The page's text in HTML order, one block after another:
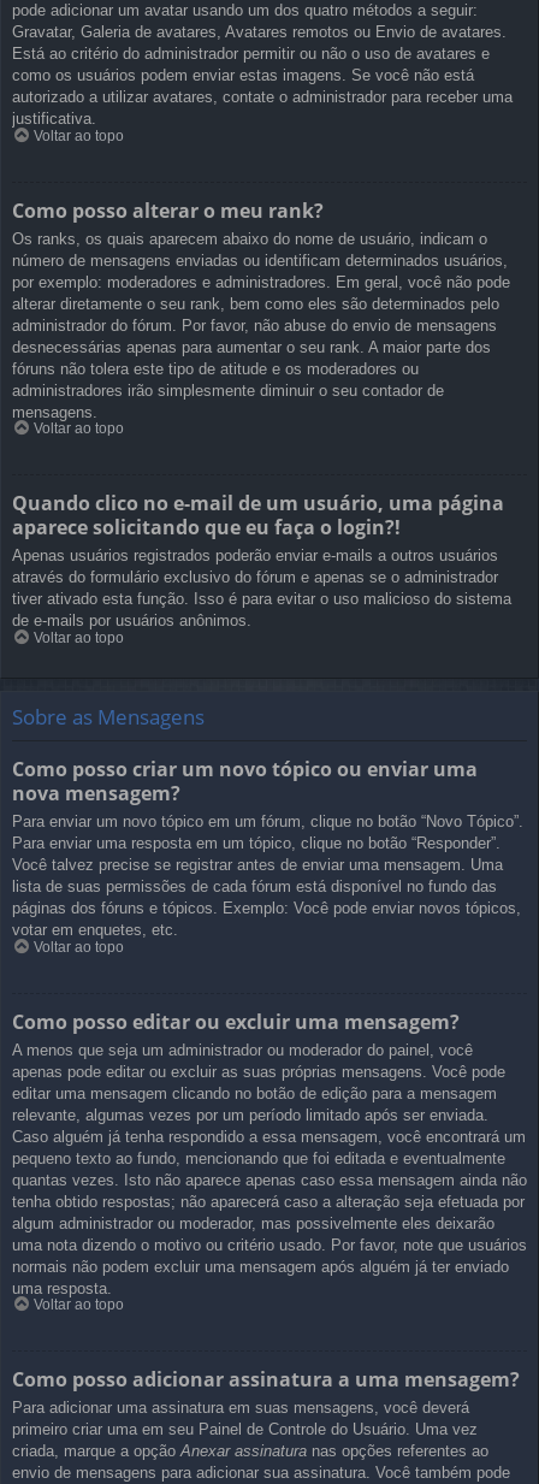
pode adicionar um avatar usando um dos quatro métodos a seguir:
Gravatar, Galeria de avatares, Avatares remotos ou Envio de avatares.
Está ao critério do administrador permitir ou não o uso de avatares e
como os usuários podem enviar estas imagens. Se você não está
autorizado a utilizar avatares, contate o administrador para receber uma
justificativa.
Voltar ao topo
Como posso alterar o meu rank?
Os ranks, os quais aparecem abaixo do nome de usuário, indicam o
número de mensagens enviadas ou identificam determinados usuários,
por exemplo: moderadores e administradores. Em geral, você não pode
alterar diretamente o seu rank, bem como eles são determinados pelo
administrador do fórum. Por favor, não abuse do envio de mensagens
desnecessárias apenas para aumentar o seu rank. A maior parte dos
fóruns não tolera este tipo de atitude e os moderadores ou
administradores irão simplesmente diminuir o seu contador de
mensagens.
Voltar ao topo
Quando clico no e-mail de um usuário, uma página
aparece solicitando que eu faça o login?!
Apenas usuários registrados poderão enviar e-mails a outros usuários
através do formulário exclusivo do fórum e apenas se o administrador
tiver ativado esta função. Isso é para evitar o uso malicioso do sistema
de e-mails por usuários anônimos.
Voltar ao topo
Sobre as Mensagens
Como posso criar um novo tópico ou enviar uma
nova mensagem?
Para enviar um novo tópico em um fórum, clique no botão “Novo Tópico”.
Para enviar uma resposta em um tópico, clique no botão “Responder”.
Você talvez precise se registrar antes de enviar uma mensagem. Uma
lista de suas permissões de cada fórum está disponível no fundo das
páginas dos fóruns e tópicos. Exemplo: Você pode enviar novos tópicos,
votar em enquetes, etc.
Voltar ao topo
Como posso editar ou excluir uma mensagem?
A menos que seja um administrador ou moderador do painel, você
apenas pode editar ou excluir as suas próprias mensagens. Você pode
editar uma mensagem clicando no botão de edição para a mensagem
relevante, algumas vezes por um período limitado após ser enviada.
Caso alguém já tenha respondido a essa mensagem, você encontrará um
pequeno texto ao fundo, mencionando que foi editada e eventualmente
quantas vezes. Isto não aparece apenas caso essa mensagem ainda não
tenha obtido respostas; não aparecerá caso a alteração seja efetuada por
algum administrador ou moderador, mas possivelmente eles deixarão
uma nota dizendo o motivo ou critério usado. Por favor, note que usuários
normais não podem excluir uma mensagem após alguém já ter enviado
uma resposta.
Voltar ao topo
Como posso adicionar assinatura a uma mensagem?
Para adicionar uma assinatura em suas mensagens, você deverá
primeiro criar uma em seu Painel de Controle do Usuário. Uma vez
criada, marque a opçãoAnexar assinatura nas opções referentes ao
envio de mensagens para adicionar sua assinatura. Você também pode